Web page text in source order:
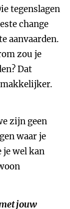
tegenslagen
change
aanvaarden.
zou je
Dat
zijn geen
waar je
je wel kan
jouw